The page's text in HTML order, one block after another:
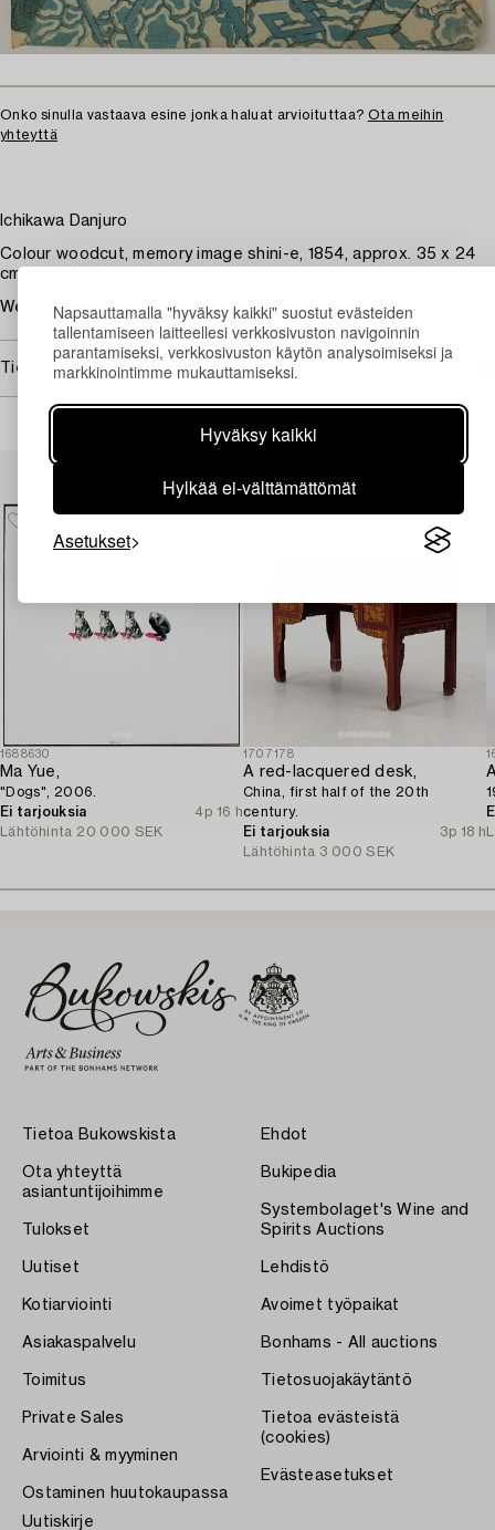
Napsauttamalla "hyväksy kaikki" suostut evästeiden
tallentamiseen laitteellesi verkkosivuston navigoinnin
parantamiseksi, verkkosivuston käytön analysoimiseksi ja
markkinointimme mukauttamiseksi.
Hyväksy kaikki
Hylkää ei-välttämättömät
Asetukset
Onko sinulla vastaava esine jonka haluat arvioituttaa? Ota meihin
yhteyttä
Ichikawa Danjuro
Colour woodcut, memory image shini-e, 1854, approx. 35 x 24
cm
Wear due to age and use.
Tietoa ostamisesta
1688630
Ma Yue,
"Dogs", 2006.
Ei tarjouksia
4p 16 h
Lähtöhinta 20 000 SEK
1707178
A red-lacquered desk,
China, first half of the 20th
century.
Ei tarjouksia
3p 18 h
Lähtöhinta 3 000 SEK
Tietoa Bukowskista
Ota yhteyttä
asiantuntijoihimme
Tulokset
Uutiset
Kotiarviointi
Asiakaspalvelu
Toimitus
Private Sales
Arviointi & myyminen
Ostaminen huutokaupassa
Ehdot
Bukipedia
Systembolaget's Wine and
Spirits Auctions
Lehdistö
Avoimet työpaikat
Bonhams - All auctions
Tietosuojakäytäntö
Tietoa evästeistä
(cookies)
Evästeasetukset
Uutiskirje